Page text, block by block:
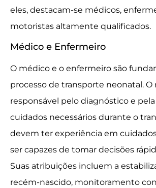
eles, destacam-se médicos,
motoristas altamente qualificados.
Médico e Enfermeiro
O médico e o enfermeiro são
processo de transporte neonatal. O
responsável pelo diagnóstico e
cuidados necessários durante o
devem ter experiência em
ser capazes de tomar decisões
Suas atribuições incluem a
recém-nascido, monitoramento